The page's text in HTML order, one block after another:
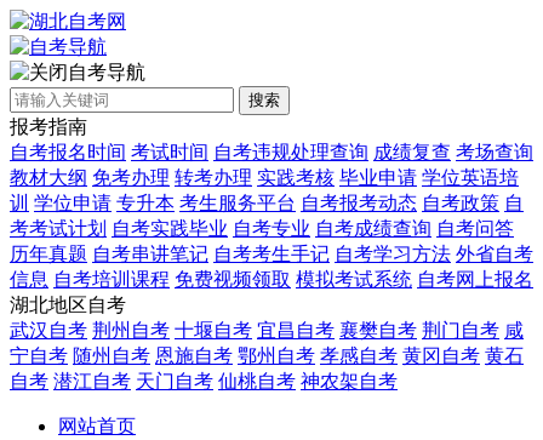
自考导航
搜索
报考指南
自考报名时间 考试时间 自考违规处理查询 成绩复查 考场查询
教材大纲 免考办理 转考办理 实践考核 毕业申请 学位英语培
训 学位申请 专升本 考生服务平台 自考报考动态 自考政策 自
考考试计划 自考实践毕业 自考专业 自考成绩查询 自考问答
历年真题 自考串讲笔记 自考考生手记 自考学习方法 外省自考
信息 自考培训课程 免费视频领取 模拟考试系统 自考网上报名
湖北地区自考
武汉自考 荆州自考 十堰自考 宜昌自考 襄樊自考 荆门自考 咸
宁自考 随州自考 恩施自考 鄂州自考 孝感自考 黄冈自考 黄石
自考 潜江自考 天门自考 仙桃自考 神农架自考
网站首页